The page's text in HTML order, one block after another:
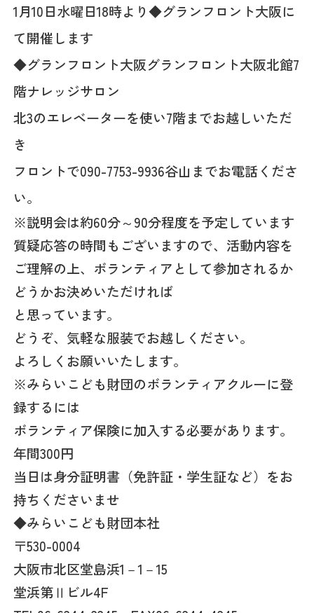
1月10日水曜日18時より◆グランフロント大阪に
て開催します
◆グランフロント大阪グランフロント大阪北館7
階ナレッジサロン
北3のエレベーターを使い7階までお越しいただ
き
フロントで090-7753-9936谷山までお電話くださ
い。
※説明会は約60分～90分程度を予定しています
質疑応答の時間もございますので、活動内容を
ご理解の上、ボランティアとして参加されるか
どうかお決めいただければ
と思っています。
どうぞ、気軽な服装でお越しください。
よろしくお願いいたします。
※みらいこども財団のボランティアクルーに登
録するには
ボランティア保険に加入する必要があります。
年間300円
当日は身分証明書（免許証・学生証など）をお
持ちくださいませ
◆みらいこども財団本社
〒530-0004
大阪市北区堂島浜1－1－15
堂浜第Ⅱビル4F